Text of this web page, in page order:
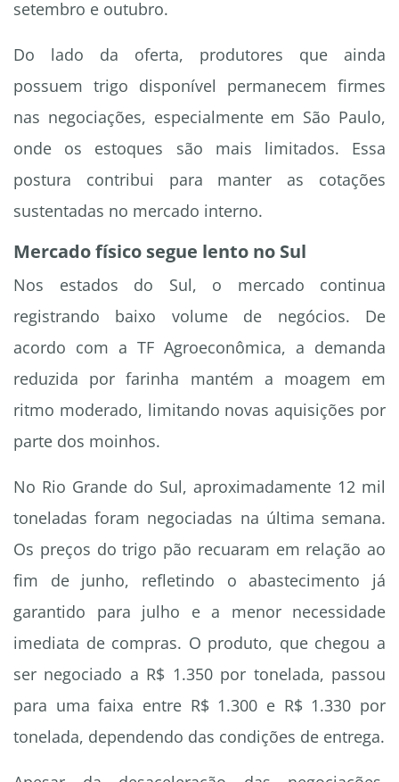
setembro e outubro.
Do lado da oferta, produtores que ainda
possuem trigo disponível permanecem firmes
nas negociações, especialmente em São Paulo,
onde os estoques são mais limitados. Essa
postura contribui para manter as cotações
sustentadas no mercado interno.
Mercado físico segue lento no Sul
Nos estados do Sul, o mercado continua
registrando baixo volume de negócios. De
acordo com a TF Agroeconômica, a demanda
reduzida por farinha mantém a moagem em
ritmo moderado, limitando novas aquisições por
parte dos moinhos.
No Rio Grande do Sul, aproximadamente 12 mil
toneladas foram negociadas na última semana.
Os preços do trigo pão recuaram em relação ao
fim de junho, refletindo o abastecimento já
garantido para julho e a menor necessidade
imediata de compras. O produto, que chegou a
ser negociado a R$ 1.350 por tonelada, passou
para uma faixa entre R$ 1.300 e R$ 1.330 por
tonelada, dependendo das condições de entrega.